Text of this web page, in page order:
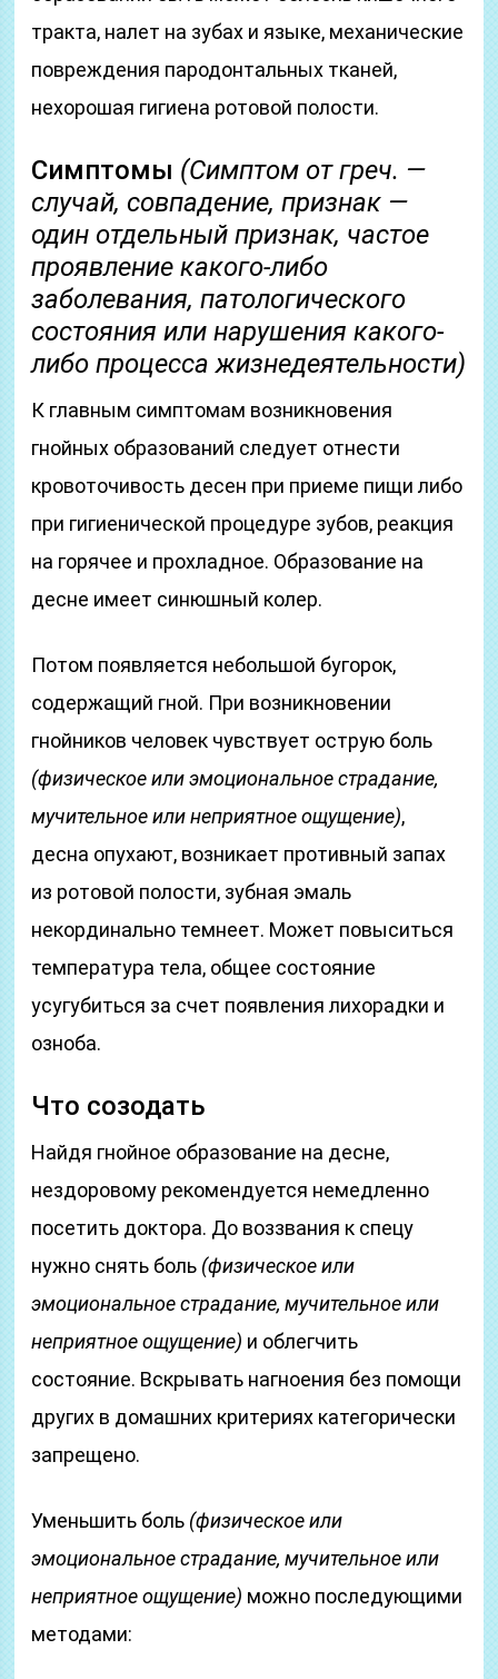
тракта, налет на зубах и языке, механические
повреждения пародонтальных тканей,
нехорошая гигиена ротовой полости.
Симптомы (Симптом от греч. —
случай, совпадение, признак —
один отдельный признак, частое
проявление какого-либо
заболевания, патологического
состояния или нарушения какого-
либо процесса жизнедеятельности)
К главным симптомам возникновения
гнойных образований следует отнести
кровоточивость десен при приеме пищи либо
при гигиенической процедуре зубов, реакция
на горячее и прохладное. Образование на
десне имеет синюшный колер.
Потом появляется небольшой бугорок,
содержащий гной. При возникновении
гнойников человек чувствует острую боль
(физическое или эмоциональное страдание,
мучительное или неприятное ощущение),
десна опухают, возникает противный запах
из ротовой полости, зубная эмаль
некординально темнеет. Может повыситься
температура тела, общее состояние
усугубиться за счет появления лихорадки и
озноба.
Что созодать
Найдя гнойное образование на десне,
нездоровому рекомендуется немедленно
посетить доктора. До воззвания к спецу
нужно снять боль (физическое или
эмоциональное страдание, мучительное или
неприятное ощущение) и облегчить
состояние. Вскрывать нагноения без помощи
других в домашних критериях категорически
запрещено.
Уменьшить боль (физическое или
эмоциональное страдание, мучительное или
неприятное ощущение) можно последующими
методами: